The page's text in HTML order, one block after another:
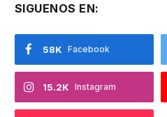
SIGUENOS EN:
Facebook
58K
Instagram
15.2K